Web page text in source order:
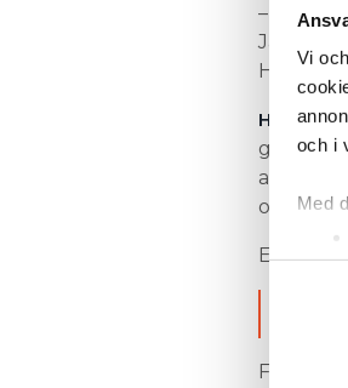
Vi och
och i
Med
Ta
eller
– Men
Jag har
Håkan
HAN
grunder
anmält
och
Enligt
LÄS
Förutom